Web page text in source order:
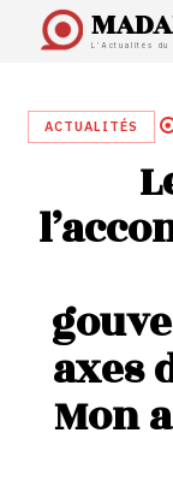
L'Actualités du
ACTUALITÉS
axes
Mon